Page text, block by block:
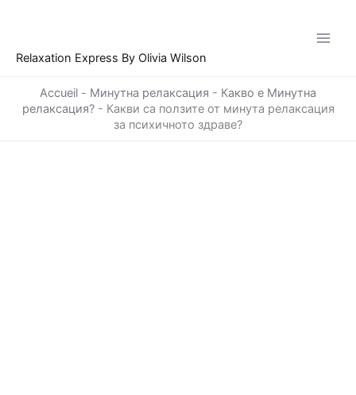
Relaxation Express By Olivia Wilson
Accueil - Минутна релаксация - Какво е Минутна
релаксация?- Какви са ползите от минута релаксация
за психичното здраве?